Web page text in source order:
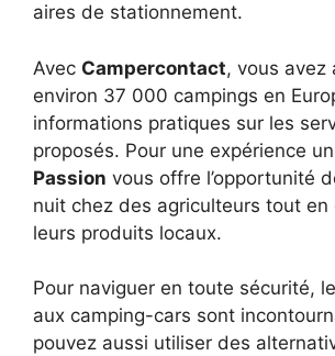
aires de stationnement.
Avec Campercontact, vous avez
environ 37 000 campings en
informations pratiques sur les
proposés. Pour une expérience
Passion vous offre l’opportunité
nuit chez des agriculteurs tout
leurs produits locaux.
Pour naviguer en toute sécurité,
aux camping-cars sont
pouvez aussi utiliser des